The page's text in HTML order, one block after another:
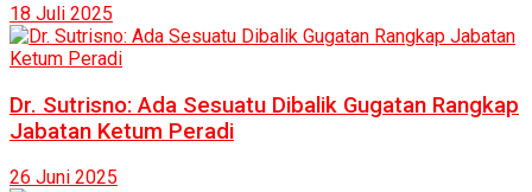
18 Juli 2025
Dr. Sutrisno: Ada Sesuatu Dibalik Gugatan Rangkap
Jabatan Ketum Peradi
26 Juni 2025